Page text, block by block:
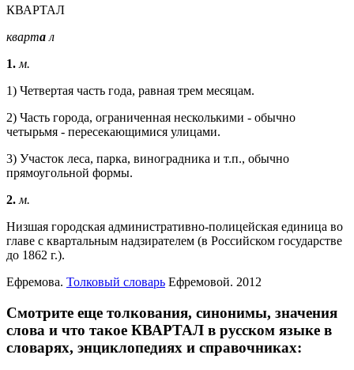
КВАРТАЛ
кварта л
1. м.
1) Четвертая часть года, равная трем месяцам.
2) Часть города, ограниченная несколькими - обычно
четырьмя - пересекающимися улицами.
3) Участок леса, парка, виноградника и т.п., обычно
прямоугольной формы.
2. м.
Низшая городская административно-полицейская единица во
главе с квартальным надзирателем (в Российском государстве
до 1862 г.).
Ефремова. Толковый словарь Ефремовой. 2012
Смотрите еще толкования, синонимы, значения
слова и что такое КВАРТАЛ в русском языке в
словарях, энциклопедиях и справочниках: